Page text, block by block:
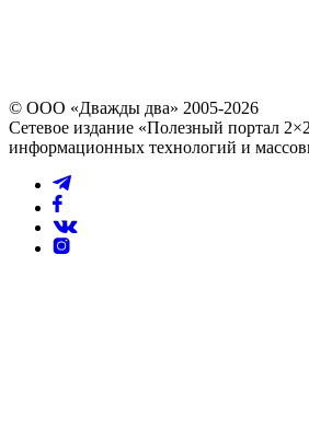
© ООО «Дважды два» 2005-2026
Сетевое издание «Полезный портал
информационных технологий и